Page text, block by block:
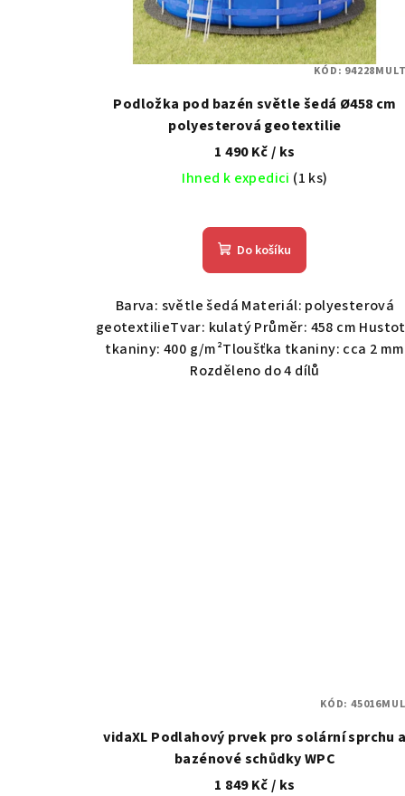
Podložka pod bazén světle šedá Ø458 cm
polyesterová geotextilie
1 490 Kč/ ks
Ihned k expedici (1 ks)
Do košíku
Barva: světle šedá Materiál: polyesterová
geotextilieTvar: kulatý Průměr: 458 cm
tkaniny: 400 g/m²Tloušťka tkaniny: cca 2 mm
Rozděleno do 4 dílů
KÓD:
vidaXL Podlahový prvek pro solární sprchu a
bazénové schůdky WPC
1 849 Kč/ ks
KÓD: